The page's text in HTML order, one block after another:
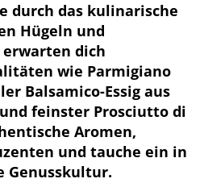
durch das kulinarische
Hügeln und
dich
wie Parmigiano
Balsamico-Essig aus
feinster Prosciutto di
Aromen,
und tauche ein in
Genusskultur.